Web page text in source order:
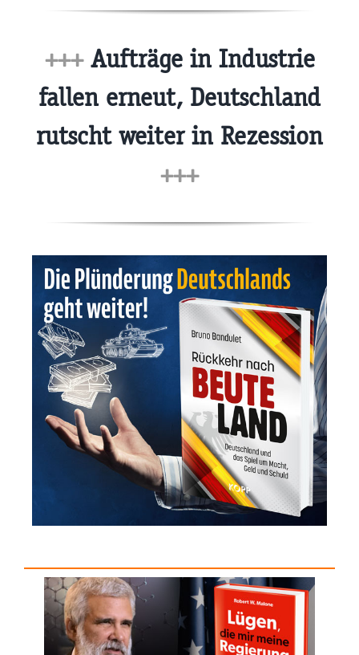
+++Aufträge in Industrie
fallen erneut, Deutschland
rutscht weiter in Rezession
+++